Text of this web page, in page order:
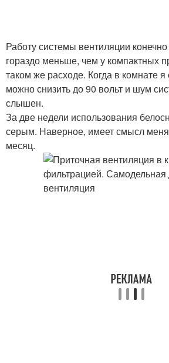
Работу системы вентиляции
гораздо меньше, чем у компактных
таком же расходе. Когда в комнате
можно снизить до 90 вольт и шум
слышен.
За две недели использования
серым. Наверное, имеет смысл
месяц.